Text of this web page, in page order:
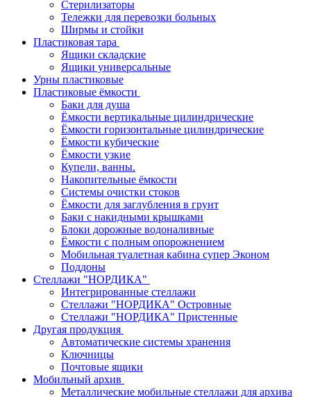
Стерилизаторы
Тележки для перевозки больных
Ширмы и стойки
Пластиковая тара
Ящики складские
Ящики универсальные
Урны пластиковые
Пластиковые ёмкости
Баки для душа
Ёмкости вертикальные цилиндрические
Ёмкости горизонтальные цилиндрические
Ёмкости кубические
Ёмкости узкие
Купели, ванны.
Накопительные ёмкости
Системы очистки стоков
Ёмкости для заглубления в грунт
Баки с накидными крышками
Блоки дорожные водоналивные
Ёмкости с полным опорожнением
Мобильная туалетная кабина супер Эконом
Поддоны
Стеллажи "НОРДИКА"
Интегрированные стеллажи
Стеллажи "НОРДИКА" Островные
Стеллажи "НОРДИКА" Пристенные
Другая продукция
Автоматические системы хранения
Ключницы
Почтовые ящики
Мобильный архив
Металлические мобильные стеллажи для архива